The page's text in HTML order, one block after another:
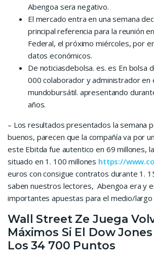
Abengoa sera negativo.
El mercado entra en una semana
principal referencia para la reunión
Federal, el próximo miércoles, por
datos económicos.
De noticiasdebolsa. es. es En bolsa
000 colaborador y administrador en
mundobursátil. apresentando
años.
– Los resultados presentados la semana
buenos, parecen que la compañía va por
este Ebitda fue autentico en 69 millones,
situado en 1. 100 millones https://
euros con consigue contratos durante 1.
saben nuestros lectores, Abengoa era y
importantes apuestas para el medio/largo
Wall Street Ze Juega
Máximos Si El Dow
Los 34 700 Puntos